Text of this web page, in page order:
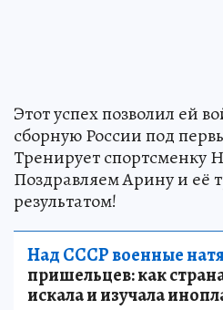
Этот успех позволил ей
сборную России под
Тренирует спортсменку
Поздравляем Арину и её
результатом!
Над СССР военные
пришельцев: как
искала и изучала